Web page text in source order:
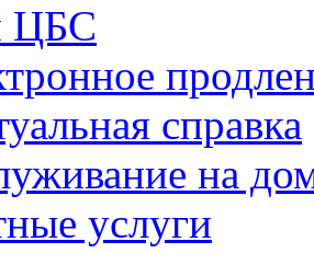
ЦБС
справка
на
услуги